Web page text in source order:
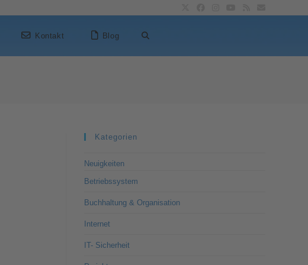
Kontakt Blog
Kategorien
Neuigkeiten
Betriebssystem
Buchhaltung & Organisation
Internet
IT- Sicherheit